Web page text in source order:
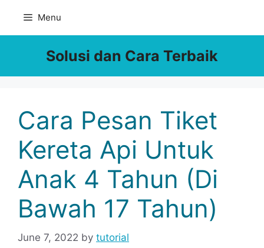
content
Menu
Solusi dan Cara Terbaik
Cara Pesan Tiket
Kereta Api Untuk
Anak 4 Tahun (Di
Bawah 17 Tahun)
June 7, 2022 by tutorial